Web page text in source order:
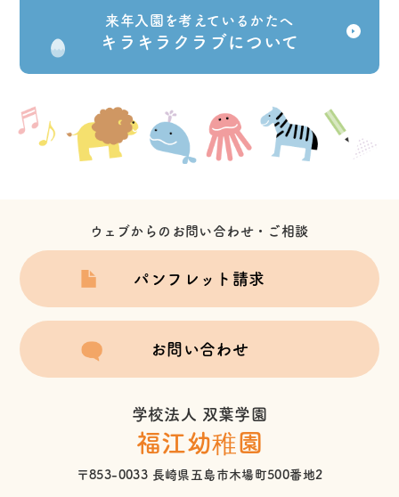
来年入園を考えているかたへ
キラキラクラブについて
ウェブからのお問い合わせ・ご相談
パンフレット請求
お問い合わせ
学校法人 双葉学園
福江幼稚園
〒853-0033 長崎県五島市木場町500番地2